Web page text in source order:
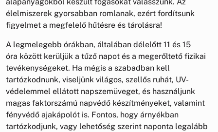
élelmiszerek gyorsabban romlanak, ezért fordítsunk
figyelmet a megfelelő hűtésre és tárolásra!
A legmelegebb órákban, általában délelőtt 11 és 15
óra között kerüljük a tűző napot és a megerőltető fizikai
tevékenységeket. Ha mégis a szabadban kell
tartózkodnunk, viseljünk világos, szellős ruhát, UV-
védelemmel ellátott napszemüveget, és használjunk
magas faktorszámú napvédő készítményeket, valamint
fényvédő ajakápolót is. Fontos, hogy árnyékban
tartózkodjunk, vagy lehetőség szerint naponta legalább